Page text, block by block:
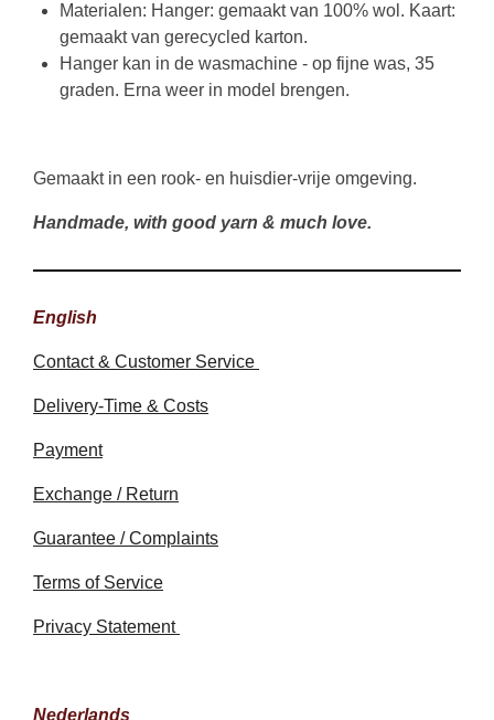
Materialen: Hanger: gemaakt van 100% wol. Kaart:
gemaakt van gerecycled karton.
Hanger kan in de wasmachine - op fijne was, 35
graden. Erna weer in model brengen.
Gemaakt in een rook- en huisdier-vrije omgeving.
Handmade, with good yarn & much love.
English
Contact & Customer Service
Delivery-Time & Costs
Payment
Exchange / Return
Guarantee / Complaints
Terms of Service
Privacy Statement
Nederlands